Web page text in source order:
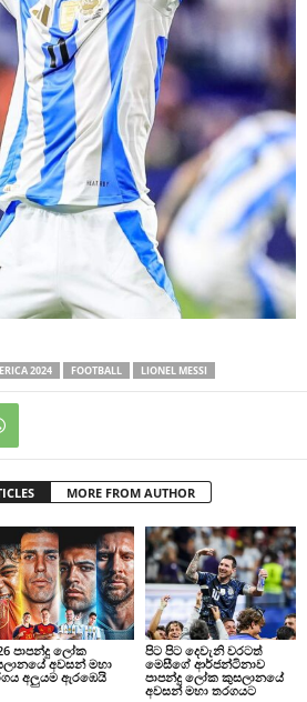
2024 FOOTBALL LIONEL MESSI
MORE FROM AUTHOR
පාපන්දු ලෝක
අවසන් මහා
අලුයම ඇරඹෙයි
පිට පිට දෙවැනි වරටත්
මෙසීගේ ආර්ජන්ටිනාව
පාපන්දු ලෝක කුසලානයේ
අවසන් මහා තරගයට